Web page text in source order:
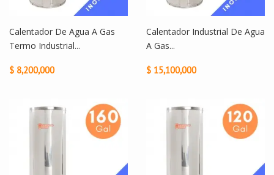
Calentador De Agua A Gas
Termo Industrial...
$ 8,200,000
Calentador Industrial De Agua
A Gas...
$ 15,100,000